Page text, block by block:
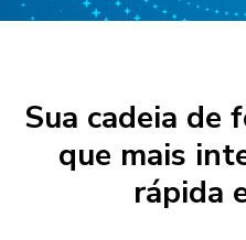
Sua cadeia de
que mais
rápida